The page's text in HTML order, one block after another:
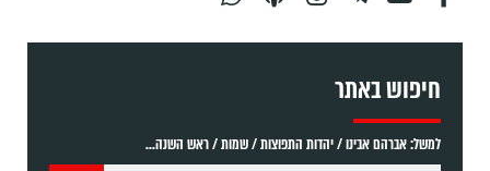
חיפוש באתר
למשל: אברהם אבינו / יהדות התפוצות / שמות / ראש השנה...